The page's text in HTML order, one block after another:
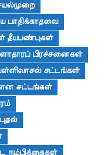
பாதிக்காதவை
தீயபண்புகள்
பிரச்சனைகள்
சட்டங்கள்
சட்டங்கள்
நம்பிக்கைகள்